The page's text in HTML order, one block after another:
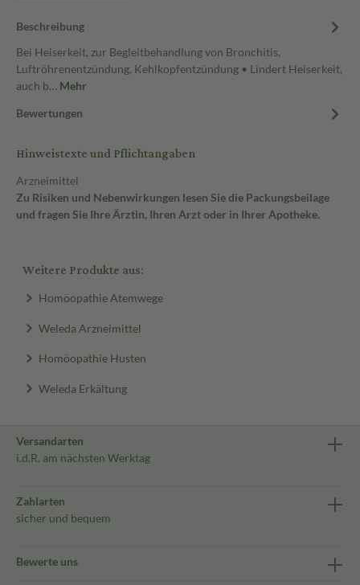
Beschreibung
Bei Heiserkeit, zur Begleitbehandlung von Bronchitis,
Luftröhrenentzündung, Kehlkopfentzündung • Lindert Heiserkeit,
auch b… Mehr
Bewertungen
Hinweistexte und Pflichtangaben
Arzneimittel
Zu Risiken und Nebenwirkungen lesen Sie die Packungsbeilage
und fragen Sie Ihre Ärztin, Ihren Arzt oder in Ihrer Apotheke.
Weitere Produkte aus:
Homöopathie Atemwege
Weleda Arzneimittel
Homöopathie Husten
Weleda Erkältung
Versandarten
i.d.R. am nächsten Werktag
Zahlarten
sicher und bequem
Bewerte uns